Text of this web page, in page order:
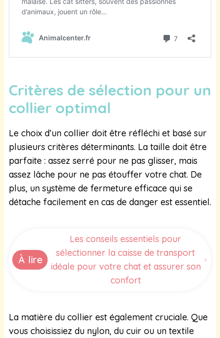
Critères de sélection pour un
collier optimal
Le choix d’un collier doit être réfléchi et basé sur
plusieurs critères déterminants. La taille doit être
parfaite : assez serré pour ne pas glisser, mais
assez lâche pour ne pas étouffer votre chat. De
plus, un système de fermeture efficace qui se
détache facilement en cas de danger est essentiel.
À lire
Les conseils essentiels pour
sélectionner la caisse de transport
idéale pour votre chat et assurer son
confort
La matière du collier est également cruciale. Que
vous choisissiez du nylon, du cuir ou un textile